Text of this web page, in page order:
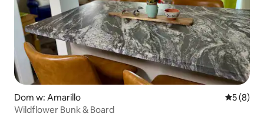
Dom w: Amarillo Średnia
5 (8)
Wildflower Bunk & Board